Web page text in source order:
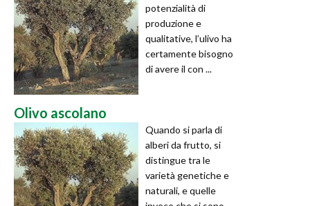
potenzialità di
produzione e
qualitative, l’ulivo ha
certamente bisogno
di avere il con ...
Olivo ascolano
Quando si parla di
alberi da frutto, si
distingue tra le
varietà genetiche e
naturali, e quelle